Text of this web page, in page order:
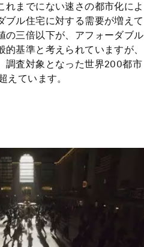
れまでにない速さの都市化によ
ブル住宅に対する需要が増えて
の三倍以下が、アフォーダブル
基準と考えられていますが、
調査対象となった世界200都市
えています。